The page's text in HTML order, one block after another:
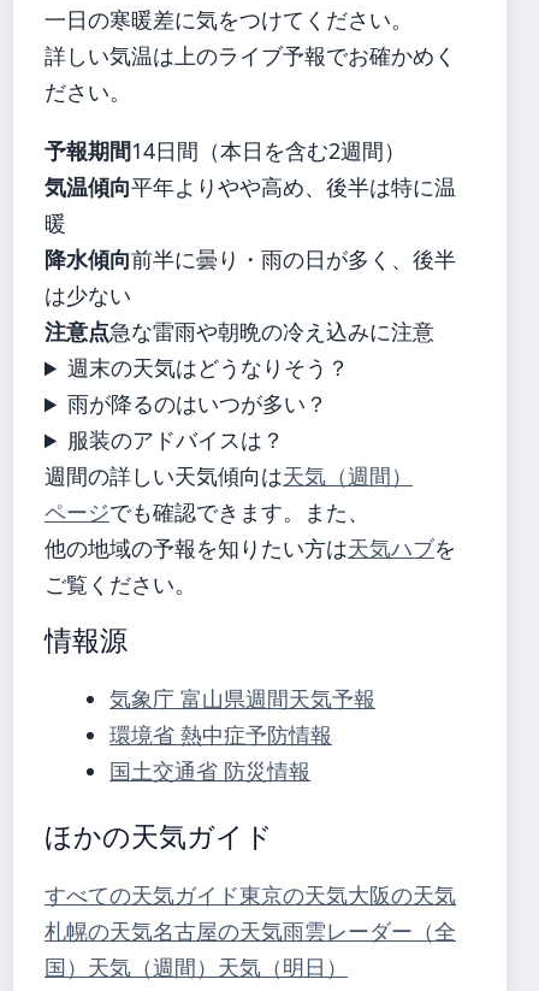
一日の寒暖差に気をつけてください。
詳しい気温は上のライブ予報でお確かめく
ださい。
予報期間14日間（本日を含む2週間）
気温傾向平年よりやや高め、後半は特に温
暖
降水傾向前半に曇り・雨の日が多く、後半
は少ない
注意点急な雷雨や朝晩の冷え込みに注意
週末の天気はどうなりそう？
雨が降るのはいつが多い？
服装のアドバイスは？
週間の詳しい天気傾向は天気（週間）
ページでも確認できます。また、
他の地域の予報を知りたい方は天気ハブを
ご覧ください。
情報源
気象庁 富山県週間天気予報
環境省 熱中症予防情報
国土交通省 防災情報
ほかの天気ガイド
すべての天気ガイド東京の天気大阪の天気
札幌の天気名古屋の天気雨雲レーダー（全
国） 天気（週間） 天気（明日）